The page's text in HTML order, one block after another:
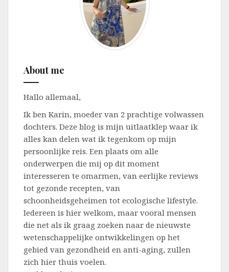
About me
Hallo allemaal,
Ik ben Karin, moeder van 2 prachtige volwassen
dochters. Deze blog is mijn uitlaatklep waar ik
alles kan delen wat ik tegenkom op mijn
persoonlijke reis. Een plaats om alle
onderwerpen die mij op dit moment
interesseren te omarmen, van eerlijke reviews
tot gezonde recepten, van
schoonheidsgeheimen tot ecologische lifestyle.
Iedereen is hier welkom, maar vooral mensen
die net als ik graag zoeken naar de nieuwste
wetenschappelijke ontwikkelingen op het
gebied van gezondheid en anti-aging, zullen
zich hier thuis voelen.